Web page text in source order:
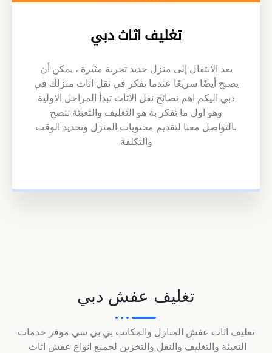
تغليف اثاث دبي
يعد الانتقال إلى منزل جديد تجربة مثيرة ، يمكن أن
يصبح أيضًا سريعًا عندما تفكر في نقل اثاث منزلك في
دبي اليكم اهم نصائح نقل الاثاث تبدأ المراحل الاولية
وهو اول ما تفكر بة هو التغليف والتعبئة ننصح
بالتواصل معنا لتقديم محتويات المنزل وتحديد الوقت
والتكلفة
تغليف عفش دبي
تغليف اثاث عفش المنازل والمكاتب بي بي سي موفر خدمات
التعبئة والتغليف والنقل والتخزين لجميع انواع عفش اثاث